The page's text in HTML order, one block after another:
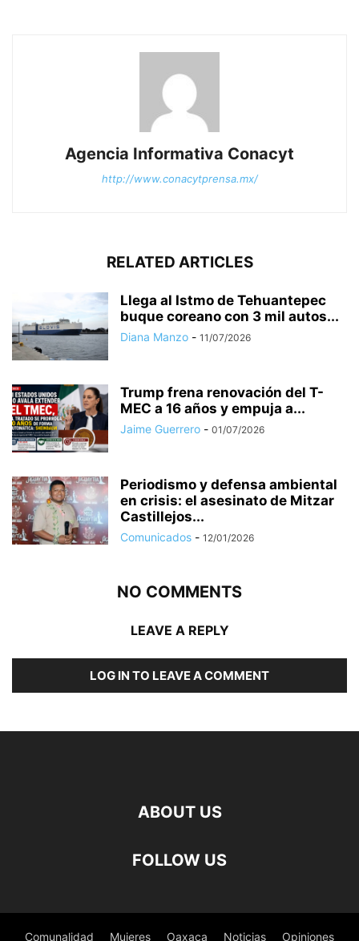
Agencia Informativa Conacyt
http://www.conacytprensa.mx/
RELATED ARTICLES
Llega al Istmo de Tehuantepec
buque coreano con 3 mil autos...
Diana Manzo - 11/07/2026
Trump frena renovación del T-
MEC a 16 años y empuja a...
Jaime Guerrero - 01/07/2026
Periodismo y defensa ambiental
en crisis: el asesinato de Mitzar
Castillejos...
Comunicados - 12/01/2026
NO COMMENTS
LEAVE A REPLY
LOG IN TO LEAVE A COMMENT
ABOUT US
FOLLOW US
Comunalidad Mujeres Oaxaca Noticias Opiniones